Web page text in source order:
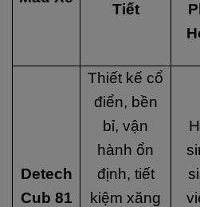
Tiết
Detech
Cub 81
Thiết kế cổ
điển, bền
bỉ, vận
hành ổn
định, tiết
kiệm xăng